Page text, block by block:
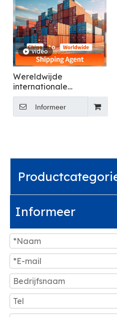
video
Wereldwijde
internationale
logistieke
verzenddiensten: China
naar overal
Informeer
Informeer